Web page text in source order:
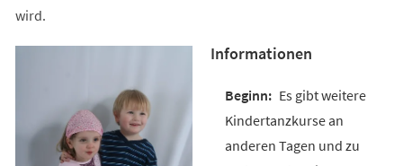
wird.
Informationen
Es gibt weitere
Kindertanzkurse an
anderen Tagen und zu